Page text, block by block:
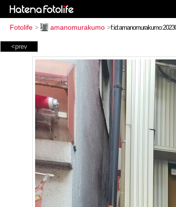
Fotolife > amanomurakumo >
<prev